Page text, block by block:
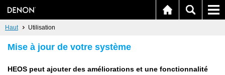
Haut Utilisation
Mise à jour de votre système
HEOS peut ajouter des améliorations et une fonctionnalité